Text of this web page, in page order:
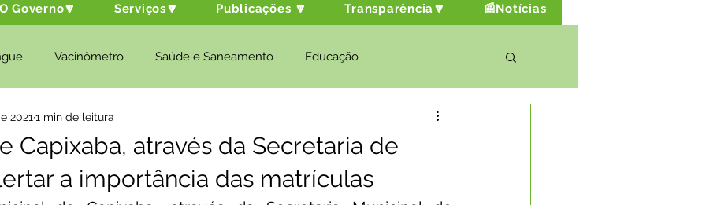
O Governo🔽 Serviços🔽 Publicações 🔽 Transparência🔽 📰Notícias
Vacinômetro Saúde e Saneamento Educação
e Meio Ambiente Desporto Cultura e Lazer
e Governo Políticas Públicas Nota de Pesar
Capixaba, através da Secretaria de
a importância das matrículas
2021 1 min de leitura